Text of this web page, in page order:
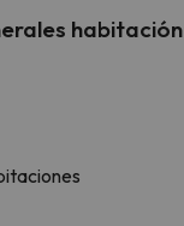
habitación